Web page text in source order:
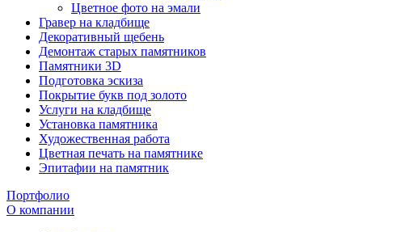
Цветное фото на эмали
Гравер на кладбище
Декоративный щебень
Демонтаж старых памятников
Памятники 3D
Подготовка эскиза
Покрытие букв под золото
Услуги на кладбище
Установка памятника
Художественная работа
Цветная печать на памятнике
Эпитафии на памятник
Портфолио
О компании